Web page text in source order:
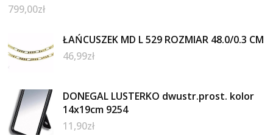
799,00zł
ŁAŃCUSZEK MD L 529 ROZMIAR 48.0/0.3 CM
46,99zł
DONEGAL LUSTERKO dwustr.prost. kolor
14x19cm 9254
11,90zł